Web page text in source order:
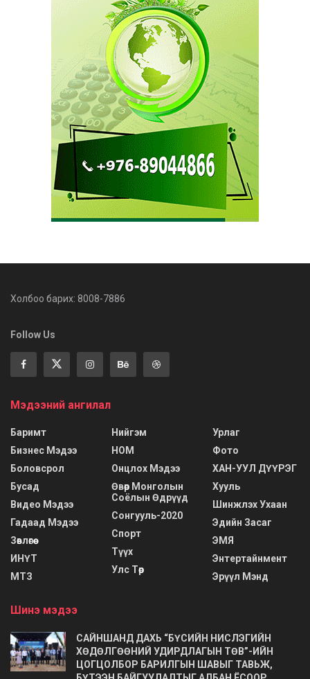
Холбоо барих: 8008-7886
Follow Us
Мэдээний ангилал
Баримт
Бизнес Мэдээ
Боловсрол
Бусад
Видео Мэдээ
Гадаад Мэдээ
Зөвлөгөө
ИНҮТ
МТЗ
Нийгэм
НОМ
Онцлох Мэдээ
Өвөр Монголын
Соёлын Өдрүүд
Сонгууль-2020
Спорт
Түүх
Улс Төр
Урлаг
Фото
ХАН-УУЛ ДҮҮРЭГ
Хууль
Шинжлэх Ухаан
Эдийн Засаг
ЭМЯ
Энтертайнмент
Эрүүл Мэнд
Шинэ мэдээ
САЙНШАНД ДАХЬ “БҮСИЙН НИСЛЭГИЙН
ХӨДӨЛГӨӨНИЙ УДИРДЛАГЫН ТӨВ”-ИЙН
ЦОГЦОЛБОР БАРИЛГЫН ШАВЫГ ТАВЬЖ,